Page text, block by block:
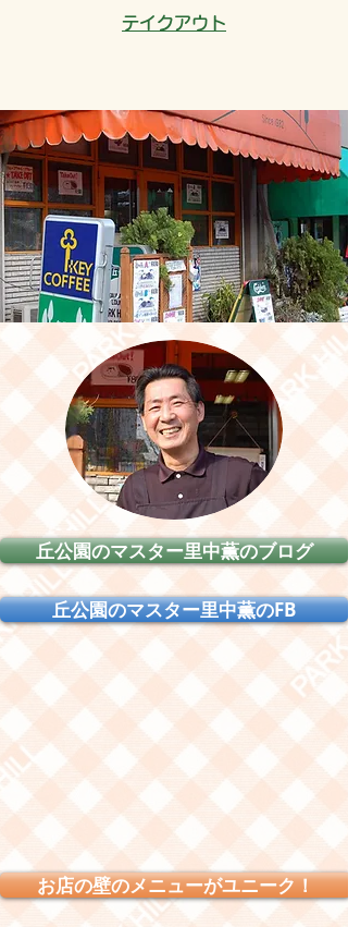
テイクアウト
丘公園のマスター里中薫のブログ
丘公園のマスター里中薫のFB
お店の壁のメニューがユニーク！